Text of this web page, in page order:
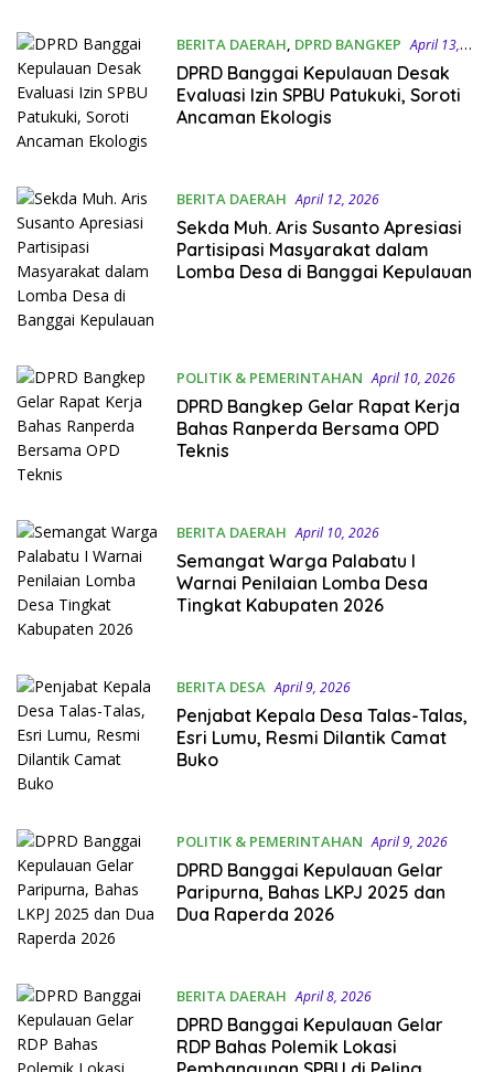
BERITA DAERAH, DPRD BANGKEP April 13,
2026
DPRD Banggai Kepulauan Desak
Evaluasi Izin SPBU Patukuki, Soroti
Ancaman Ekologis
BERITA DAERAH April 12, 2026
Sekda Muh. Aris Susanto Apresiasi
Partisipasi Masyarakat dalam
Lomba Desa di Banggai Kepulauan
POLITIK & PEMERINTAHAN April 10, 2026
DPRD Bangkep Gelar Rapat Kerja
Bahas Ranperda Bersama OPD
Teknis
BERITA DAERAH April 10, 2026
Semangat Warga Palabatu I
Warnai Penilaian Lomba Desa
Tingkat Kabupaten 2026
BERITA DESA April 9, 2026
Penjabat Kepala Desa Talas-Talas,
Esri Lumu, Resmi Dilantik Camat
Buko
POLITIK & PEMERINTAHAN April 9, 2026
DPRD Banggai Kepulauan Gelar
Paripurna, Bahas LKPJ 2025 dan
Dua Raperda 2026
BERITA DAERAH April 8, 2026
DPRD Banggai Kepulauan Gelar
RDP Bahas Polemik Lokasi